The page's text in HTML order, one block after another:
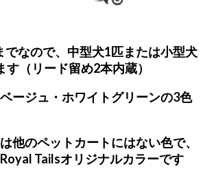
でなので、中型犬1匹または小型犬
（リード留め2本内蔵）
ージュ・ホワイトグリーンの3色
他のペットカートにはない色で、
Tailsオリジナルカラーです